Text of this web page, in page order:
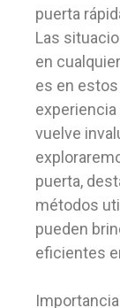
puerta
Las
en
es en
vuelve
puerta,
métodos
pueden
eficientes